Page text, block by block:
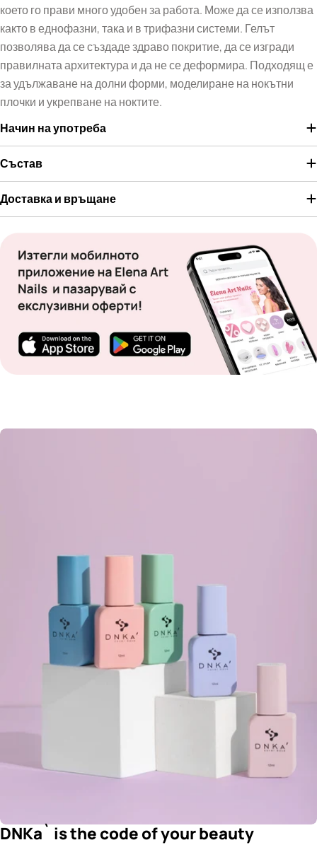
което го прави много удобен за работа. Може да се използва
както в еднофазни, така и в трифазни системи. Гелът
позволява да се създаде здраво покритие, да се изгради
правилната архитектура и да не се деформира. Подходящ е
за удължаване на долни форми, моделиране на нокътни
плочки и укрепване на ноктите.
Начин на употреба
Състав
Доставка и връщане
DNKa` is the code of your beauty